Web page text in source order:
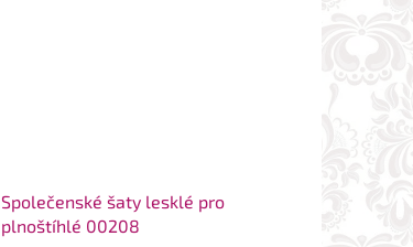
Společenské šaty lesklé pro
plnoštíhlé 00208